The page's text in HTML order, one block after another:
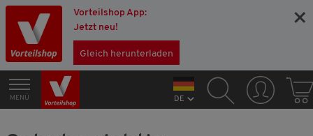
Vorteilshop App:
Jetzt neu!
Gleich herunterladen
×
MENÜ DE